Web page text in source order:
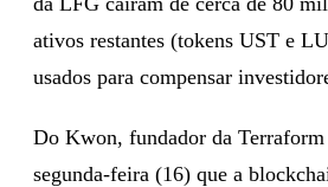
ativos restantes (tokens UST e
usados para compensar
Do Kwon, fundador da Terraform
segunda-feira (16) que a